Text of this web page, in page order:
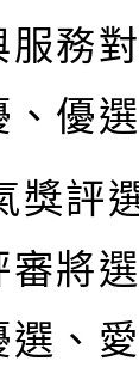
服務
、優
獎評
審將
選、